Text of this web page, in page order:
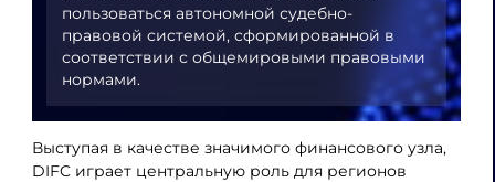
пользоваться автономной судебно-
правовой системой, сформированной в
соответствии с общемировыми правовыми
нормами.
Выступая в качестве значимого финансового узла,
DIFC играет центральную роль для регионов